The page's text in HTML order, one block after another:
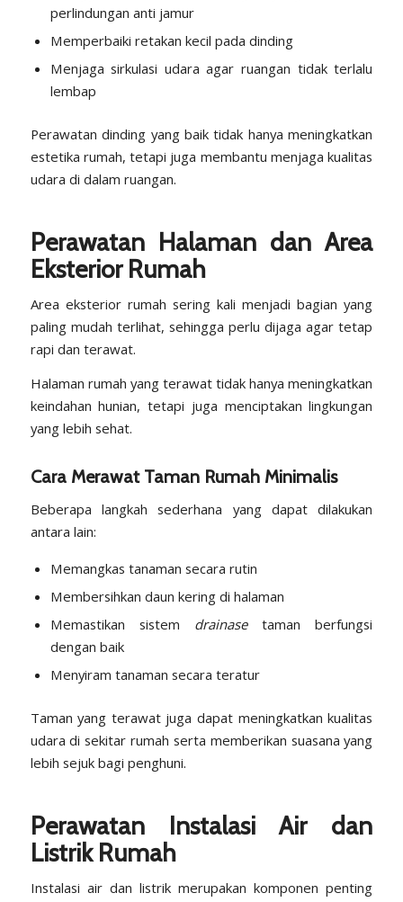
perlindungan anti jamur
Memperbaiki retakan kecil pada dinding
Menjaga sirkulasi udara agar ruangan tidak terlalu
lembap
Perawatan dinding yang baik tidak hanya meningkatkan
estetika rumah, tetapi juga membantu menjaga kualitas
udara di dalam ruangan.
Perawatan Halaman dan Area
Eksterior Rumah
Area eksterior rumah sering kali menjadi bagian yang
paling mudah terlihat, sehingga perlu dijaga agar tetap
rapi dan terawat.
Halaman rumah yang terawat tidak hanya meningkatkan
keindahan hunian, tetapi juga menciptakan lingkungan
yang lebih sehat.
Cara Merawat Taman Rumah Minimalis
Beberapa langkah sederhana yang dapat dilakukan
antara lain:
Memangkas tanaman secara rutin
Membersihkan daun kering di halaman
Memastikan sistem drainasetaman berfungsi
dengan baik
Menyiram tanaman secara teratur
Taman yang terawat juga dapat meningkatkan kualitas
udara di sekitar rumah serta memberikan suasana yang
lebih sejuk bagi penghuni.
Perawatan Instalasi Air dan
Listrik Rumah
Instalasi air dan listrik merupakan komponen penting